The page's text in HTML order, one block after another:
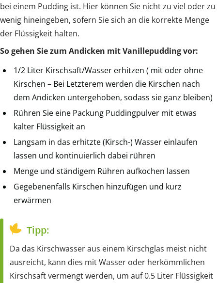
bei einem Pudding ist. Hier können Sie nicht zu viel oder zu
wenig hineingeben, sofern Sie sich an die korrekte Menge
der Flüssigkeit halten.
So gehen Sie zum Andicken mit Vanillepudding vor:
1/2 Liter Kirschsaft/Wasser erhitzen ( mit oder ohne
Kirschen – Bei Letzterem werden die Kirschen nach
dem Andicken untergehoben, sodass sie ganz bleiben)
Rühren Sie eine Packung Puddingpulver mit etwas
kalter Flüssigkeit an
Langsam in das erhitzte (Kirsch-) Wasser einlaufen
lassen und kontinuierlich dabei rühren
Menge und ständigem Rühren aufkochen lassen
Gegebenenfalls Kirschen hinzufügen und kurz
erwärmen
Tipp:
Da das Kirschwasser aus einem Kirschglas meist nicht
ausreicht, kann dies mit Wasser oder herkömmlichen
Kirschsaft vermengt werden, um auf 0.5 Liter Flüssigkeit